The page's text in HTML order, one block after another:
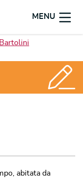
MENU
abitata da